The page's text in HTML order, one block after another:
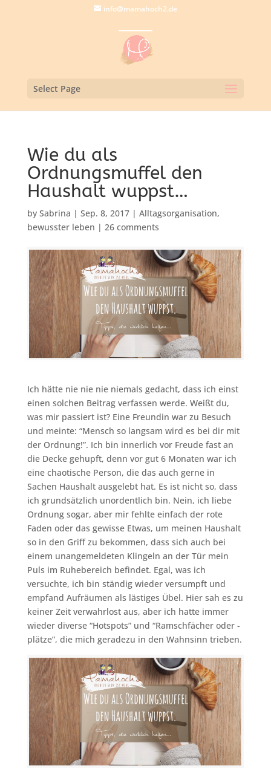
info@mamahoch2.de
Select Page
Wie du als
Ordnungsmuffel den
Haushalt wuppst…
by Sabrina | Sep. 8, 2017| Alltagsorganisation,
bewusster leben | 26 comments
Ich hätte nie nie nie niemals gedacht, dass ich einst
einen solchen Beitrag verfassen werde. Weißt du,
was mir passiert ist? Eine Freundin war zu Besuch
und meinte: “Mensch so langsam wird es bei dir mit
der Ordnung!”. Ich bin innerlich vor Freude fast an
die Decke gehupft, denn vor gut 6 Monaten war ich
eine chaotische Person, die das auch gerne in
Sachen Haushalt ausgelebt hat. Es ist nicht so, dass
ich grundsätzlich unordentlich bin. Nein, ich liebe
Ordnung sogar, aber mir fehlte einfach der rote
Faden oder das gewisse Etwas, um meinen Haushalt
so in den Griff zu bekommen, dass sich auch bei
einem unangemeldeten Klingeln an der Tür mein
Puls im Ruhebereich befindet. Egal, was ich
versuchte, ich bin ständig wieder versumpft und
empfand Aufräumen als lästiges Übel. Hier sah es zu
keiner Zeit verwahrlost aus, aber ich hatte immer
wieder diverse “Hotspots” und “Ramschfächer oder -
plätze”, die mich geradezu in den Wahnsinn trieben.